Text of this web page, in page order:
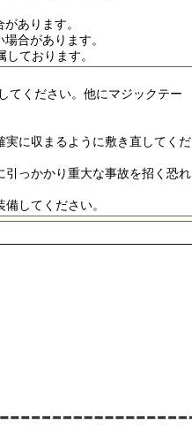
あります。
合があります。
ております。
てください。他にマジックテー
に収まるように敷き直してくだ
引っかかり重大な事故を招く恐れ
してください。